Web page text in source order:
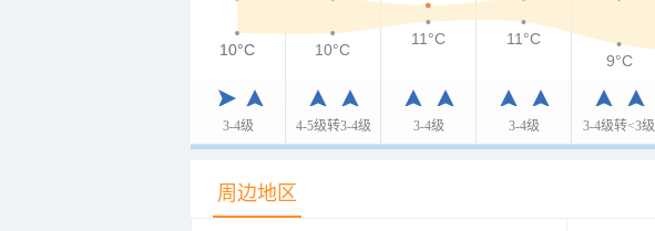
3-4级 4-5级转3-4级 3-4级 3-4级 3-4级转<3级
10°C
10°C 10°C
11°C
11°C
9°C
周边地区